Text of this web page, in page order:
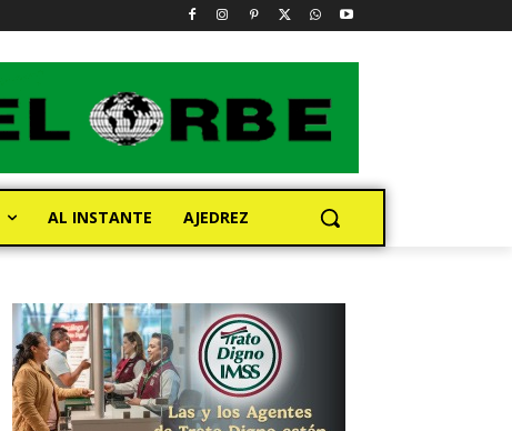
AL INSTANTE AJEDREZ